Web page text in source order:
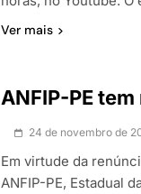
Ver mais
ANFIP-PE
24 de novembro de
Em virtude da
ANFIP-PE, Estadual